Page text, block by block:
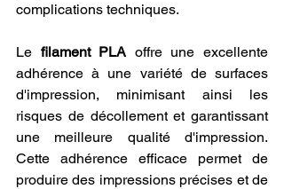
complications techniques.
Le filament PLA offre une excellente
adhérence à une variété de surfaces
d'impression, minimisant ainsi les
risques de décollement et garantissant
une meilleure qualité d'impression.
Cette adhérence efficace permet de
produire des impressions précises et de